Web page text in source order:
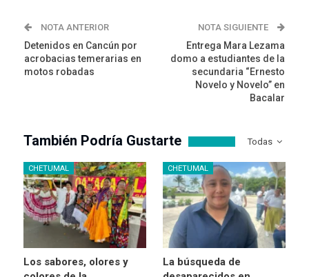
NOTA ANTERIOR
Detenidos en Cancún por
acrobacias temerarias en
motos robadas
NOTA SIGUIENTE
Entrega Mara Lezama
domo a estudiantes de la
secundaria “Ernesto
Novelo y Novelo” en
Bacalar
Todas
También Podría Gustarte
CHETUMAL
Los sabores, olores y
CHETUMAL
La búsqueda de